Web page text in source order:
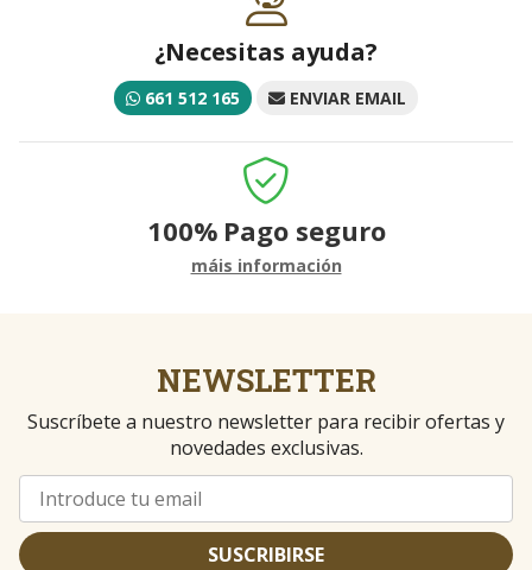
¿Necesitas ayuda?
661 512 165 ENVIAR EMAIL
100% Pago seguro
máis información
NEWSLETTER
Suscríbete a nuestro newsletter para recibir ofertas y
novedades exclusivas.
SUSCRIBIRSE